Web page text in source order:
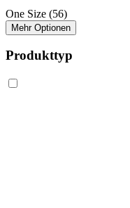
One Size (56)
Mehr Optionen
Produkttyp